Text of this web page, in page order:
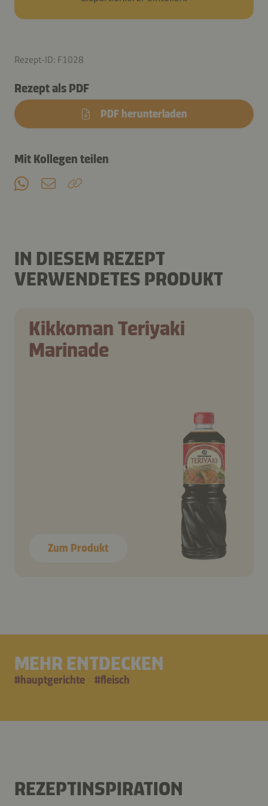
Rezept-ID: F1028
Rezept als PDF
PDF herunterladen
Mit Kollegen teilen
IN DIESEM REZEPT
VERWENDETES PRODUKT
Kikkoman Teriyaki
Marinade
Zum Produkt
MEHR ENTDECKEN
#hauptgerichte #fleisch
REZEPTINSPIRATION